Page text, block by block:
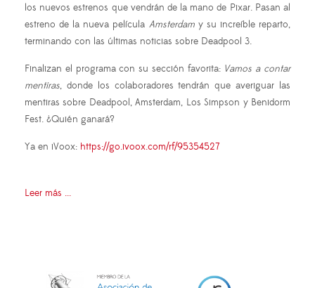
los nuevos estrenos que vendrán de la mano de Pixar. Pasan al
estreno de la nueva película Amsterdamy su increíble reparto,
terminando con las últimas noticias sobre Deadpool 3.
Finalizan el programa con su sección favorita: Vamos a contar
mentiras, donde los colaboradores tendrán que averiguar las
mentiras sobre Deadpool, Amsterdam, Los Simpson y Benidorm
Fest. ¿Quién ganará?
Ya en iVoox: https://go.ivoox.com/rf/95354527
Leer más ...